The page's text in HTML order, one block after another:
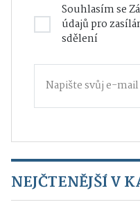
Souhlasím se
údajůpro
sdělení
NEJČTENĚJŠÍ V